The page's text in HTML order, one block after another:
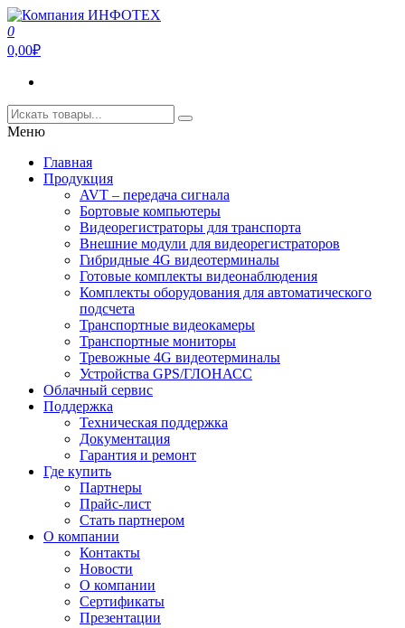
Перейти
к
содержимому
Компания ИНФОТЕХ
Компания ИНФОТЕХ занимается производством
оборудования для передачи видеосигнала,а так же
видеорегистраторов и ПО для подсчета пассажиропотока.
0
0,00₽
Меню
Главная
Продукция
AVT – передача сигнала
Бортовые компьютеры
Видеорегистраторы для транспорта
Внешние модули для видеорегистраторов
Гибридные 4G видеотерминалы
Готовые комплекты видеонаблюдения
Комплекты оборудования для автоматического
подсчета
Транспортные видеокамеры
Транспортные мониторы
Тревожные 4G видеотерминалы
Устройства GPS/ГЛОНАСС
Облачный сервис
Поддержка
Техническая поддержка
Документация
Гарантия и ремонт
Где купить
Партнеры
Прайс-лист
Стать партнером
О компании
Контакты
Новости
О компании
Сертификаты
Презентации